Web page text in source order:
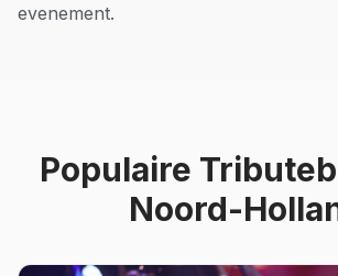
evenement.
Populaire
Noord-